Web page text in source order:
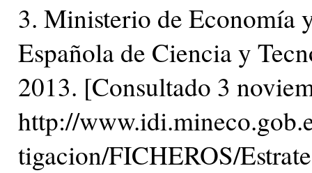
3. Ministerio de Economía
Española de Ciencia y
2013. [Consultado 3
http://
tigacion/FICHEROS/